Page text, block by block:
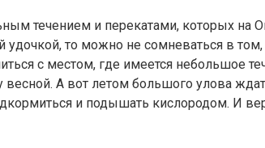
течением и перекатами, которых на
то можно не сомневаться в
с местом, где имеется небольшое
А вот летом большого улова
и подышать кислородом. И